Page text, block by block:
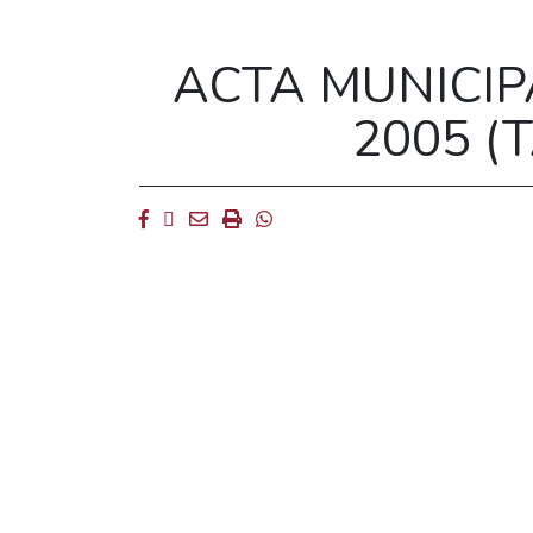
ACTA
2005
Facebook
Twitter
EmailImprimirWhatsapp